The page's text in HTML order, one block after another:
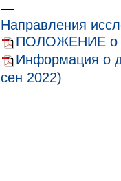
—
Направления
ПОЛОЖЕНИЕ о
Информация о
сен 2022)